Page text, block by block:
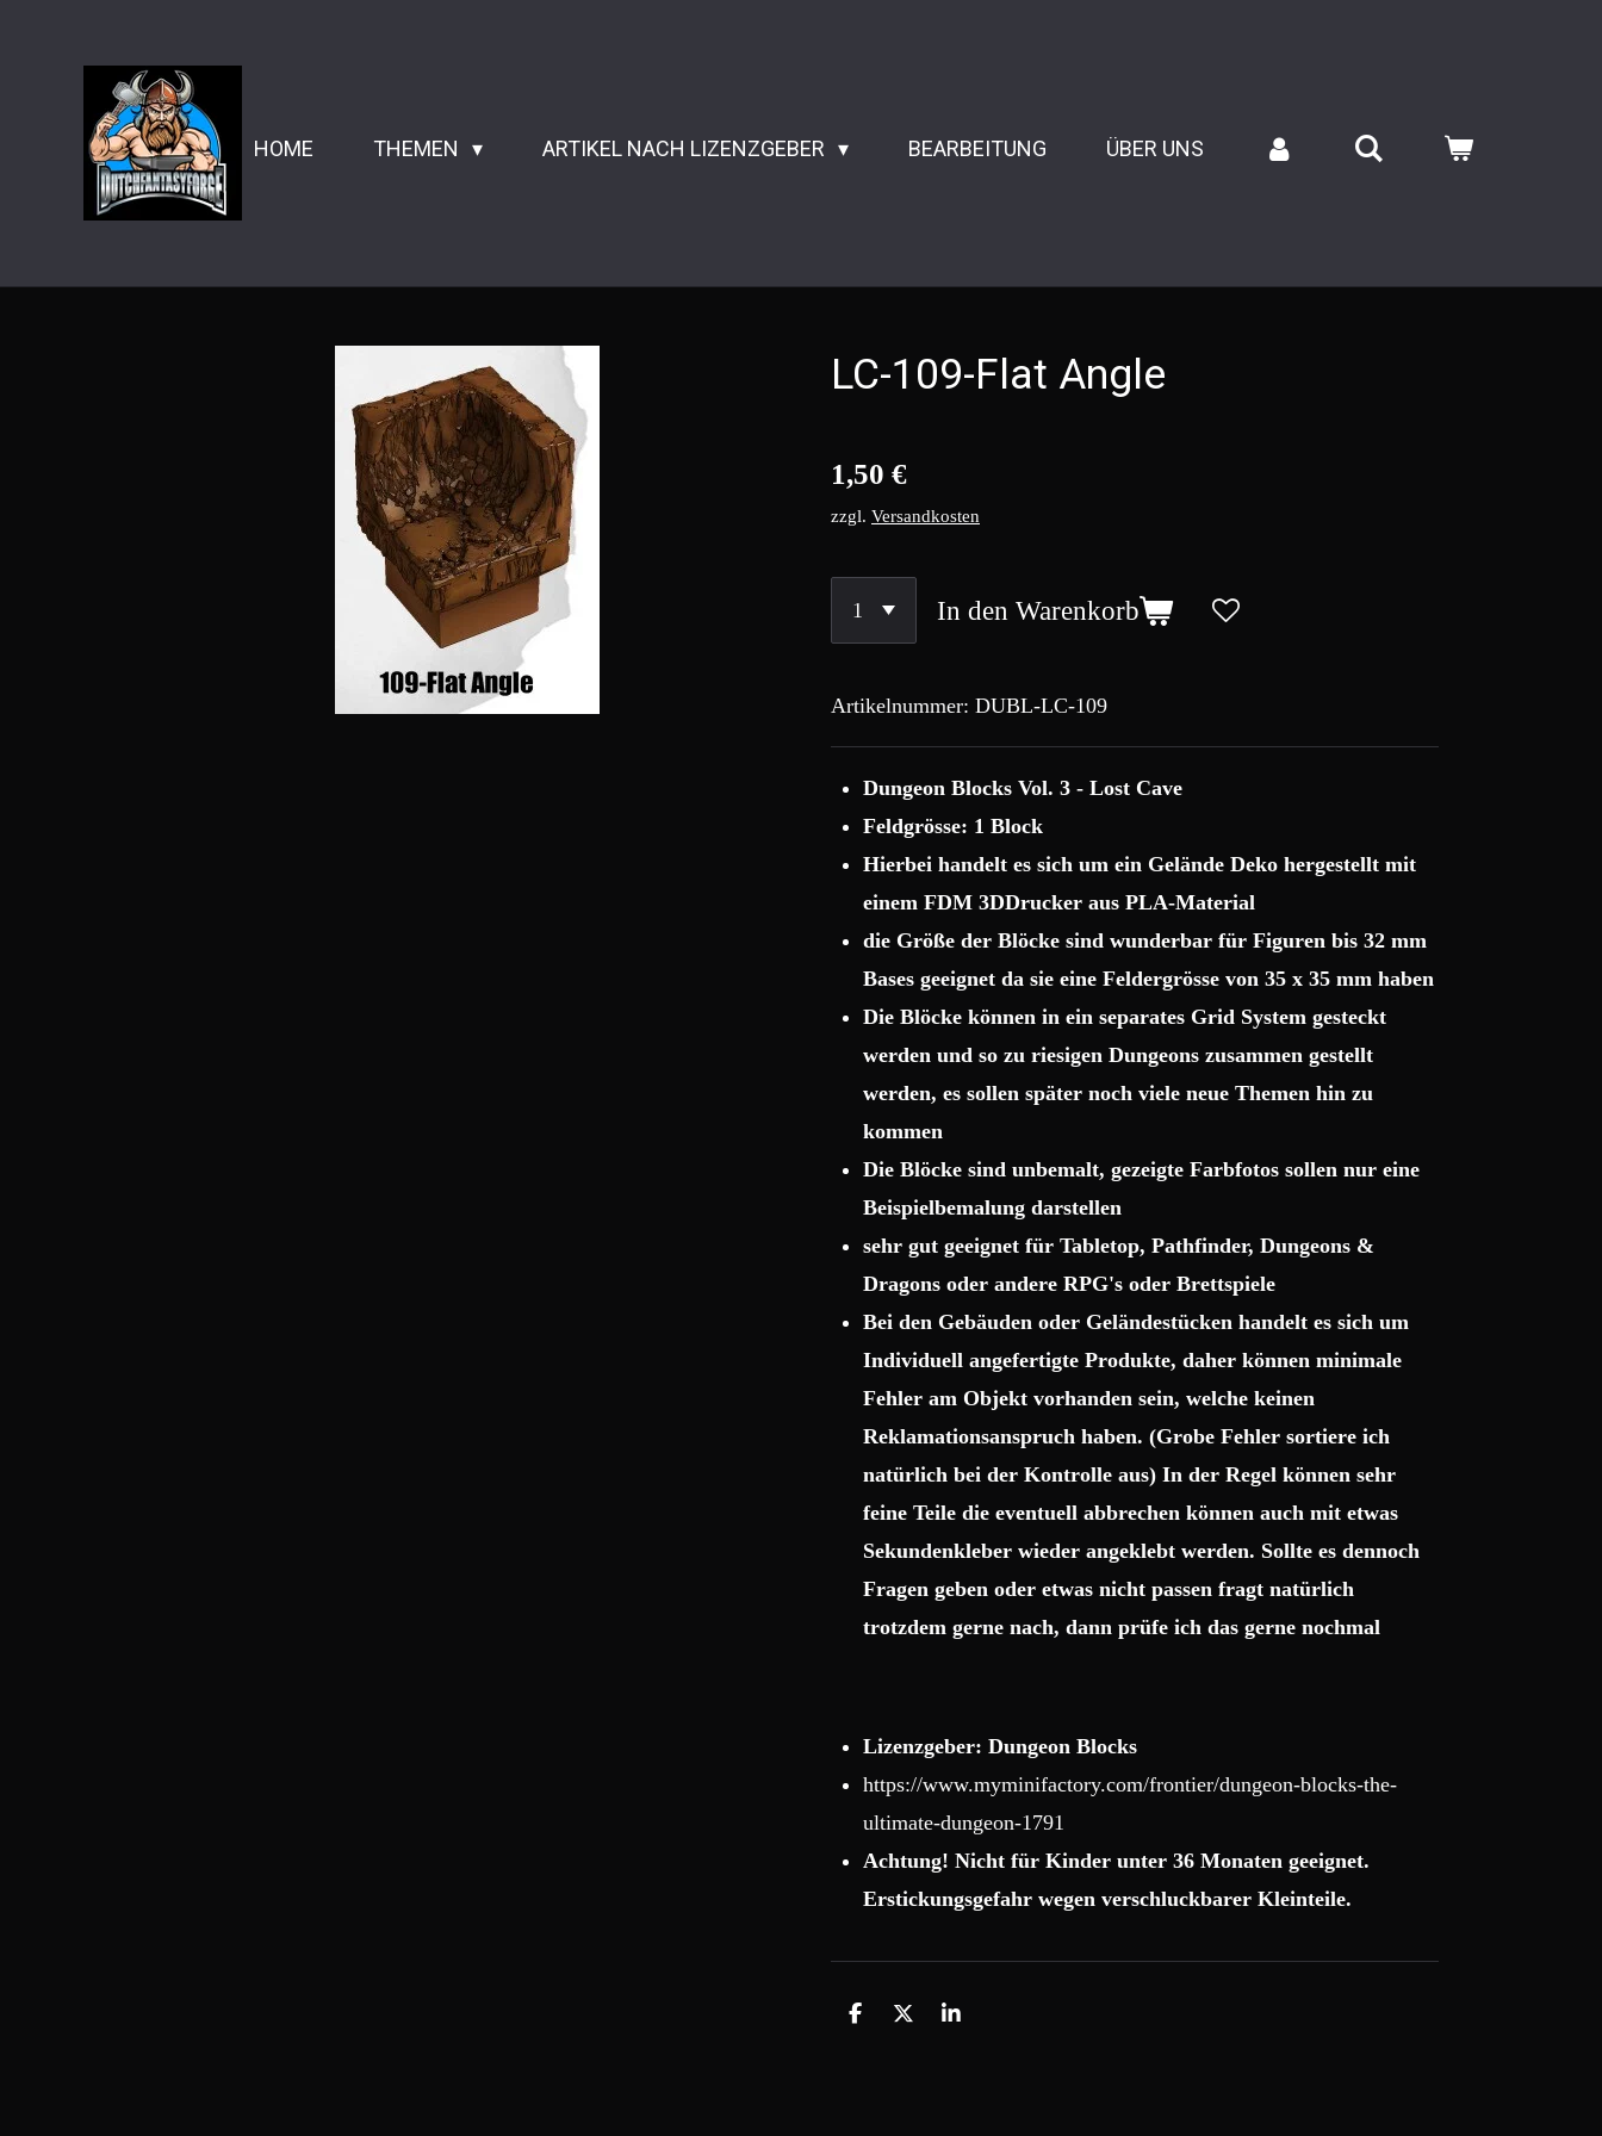
Hauptinhalt
HOME THEMEN ARTIKEL NACH LIZENZGEBER BEARBEITUNG ÜBER UNS
LC-109-Flat Angle
1,50 €
zzgl. Versandkosten
In den Warenkorb
Artikelnummer: DUBL-LC-109
Dungeon Blocks Vol. 3 - Lost Cave
Feldgrösse: 1 Block
Hierbei handelt es sich um ein Gelände Deko hergestellt mit
einem FDM 3DDrucker aus PLA-Material
die Größe der Blöcke sind wunderbar für Figuren bis 32 mm
Bases geeignet da sie eine Feldergrösse von 35 x 35 mm haben
Die Blöcke können in ein separates Grid System gesteckt
werden und so zu riesigen Dungeons zusammen gestellt
werden, es sollen später noch viele neue Themen hin zu
kommen
Die Blöcke sind unbemalt, gezeigte Farbfotos sollen nur eine
Beispielbemalung darstellen
sehr gut geeignet für Tabletop, Pathfinder, Dungeons &
Dragons oder andere RPG's oder Brettspiele
Bei den Gebäuden oder Geländestücken handelt es sich um
Individuell angefertigte Produkte, daher können minimale
Fehler am Objekt vorhanden sein, welche keinen
Reklamationsanspruch haben. (Grobe Fehler sortiere ich
natürlich bei der Kontrolle aus) In der Regel können sehr
feine Teile die eventuell abbrechen können auch mit etwas
Sekundenkleber wieder angeklebt werden. Sollte es dennoch
Fragen geben oder etwas nicht passen fragt natürlich
trotzdem gerne nach, dann prüfe ich das gerne nochmal
Lizenzgeber: Dungeon Blocks
https://www.myminifactory.com/frontier/dungeon-blocks-the-
ultimate-dungeon-1791
Achtung! Nicht für Kinder unter 36 Monaten geeignet.
Erstickungsgefahr wegen verschluckbarer Kleinteile.
T
T
T